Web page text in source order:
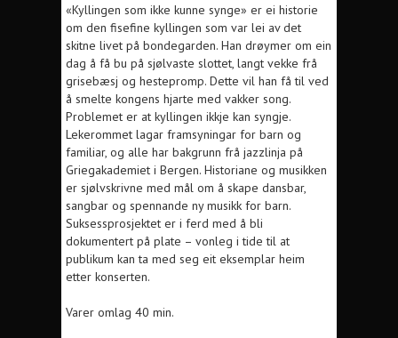
«Kyllingen som ikke kunne synge» er ei historie
om den fisefine kyllingen som var lei av det
skitne livet på bondegarden. Han drøymer om ein
dag å få bu på sjølvaste slottet, langt vekke frå
grisebæsj og hestepromp. Dette vil han få til ved
å smelte kongens hjarte med vakker song.
Problemet er at kyllingen ikkje kan syngje.
Lekerommet lagar framsyningar for barn og
familiar, og alle har bakgrunn frå jazzlinja på
Griegakademiet i Bergen. Historiane og musikken
er sjølvskrivne med mål om å skape dansbar,
sangbar og spennande ny musikk for barn.
Suksessprosjektet er i ferd med å bli
dokumentert på plate – vonleg i tide til at
publikum kan ta med seg eit eksemplar heim
etter konserten.
Varer omlag 40 min.